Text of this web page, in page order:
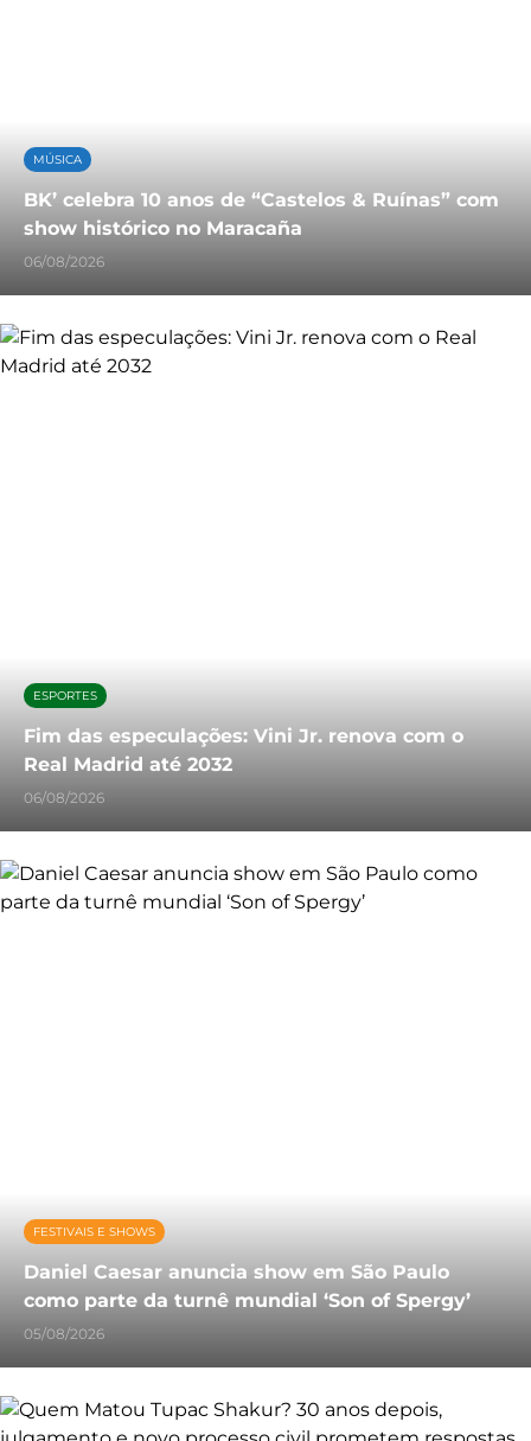
MÚSICA
BK’ celebra 10 anos de “Castelos & Ruínas” com
show histórico no Maracaña
06/08/2026
ESPORTES
Fim das especulações: Vini Jr. renova com o
Real Madrid até 2032
06/08/2026
FESTIVAIS E SHOWS
Daniel Caesar anuncia show em São Paulo
como parte da turnê mundial ‘Son of Spergy’
05/08/2026